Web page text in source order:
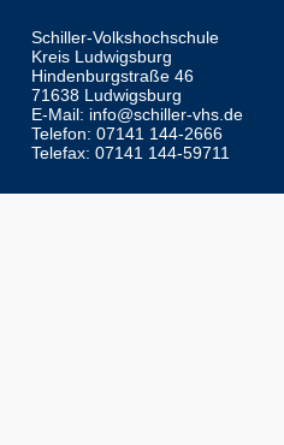
Schiller-Volkshochschule
Kreis Ludwigsburg
Hindenburgstraße 46
71638 Ludwigsburg
E-Mail: info@schiller-vhs.de
Telefon: 07141 144-2666
Telefax: 07141 144-59711